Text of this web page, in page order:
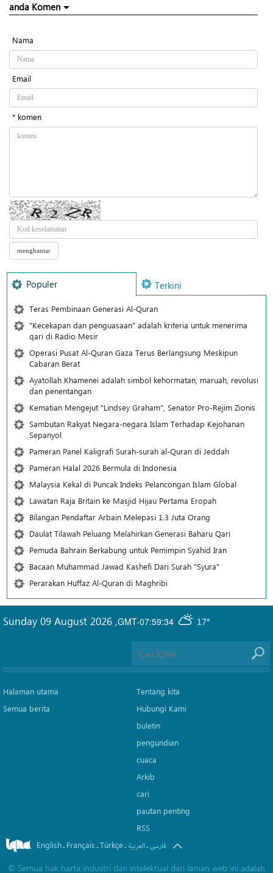
anda Komen
Nama
Email
* komen
Populer Terkini
Teras Pembinaan Generasi Al-Quran
"Kecekapan dan penguasaan" adalah kriteria untuk menerima
qari di Radio Mesir
Operasi Pusat Al-Quran Gaza Terus Berlangsung Meskipun
Cabaran Berat
Ayatollah Khamenei adalah simbol kehormatan, maruah, revolusi
dan penentangan
Kematian Mengejut "Lindsey Graham", Senator Pro-Rejim Zionis
Sambutan Rakyat Negara-negara Islam Terhadap Kejohanan
Sepanyol
Pameran Panel Kaligrafi Surah-surah al-Quran di Jeddah
Pameran Halal 2026 Bermula di Indonesia
Malaysia Kekal di Puncak Indeks Pelancongan Islam Global
Lawatan Raja Britain ke Masjid Hijau Pertama Eropah
Bilangan Pendaftar Arbain Melepasi 1.3 Juta Orang
Daulat Tilawah Peluang Melahirkan Generasi Baharu Qari
Pemuda Bahrain Berkabung untuk Pemimpin Syahid Iran
Bacaan Muhammad Jawad Kashefi Dari Surah "Syura"
Perarakan Huffaz Al-Quran di Maghribi
GMT-07:59:34 17°
Sunday 09 August 2026 ,
Halaman utama
Semua berita
Tentang kita
Hubungi Kami
buletin
pengundian
cuaca
Arkib
cari
pautan penting
RSS
English. Français.Türkçe. العربیة.فارسی
© Semua hak harta industri dan intelektual dari laman web ini adalah